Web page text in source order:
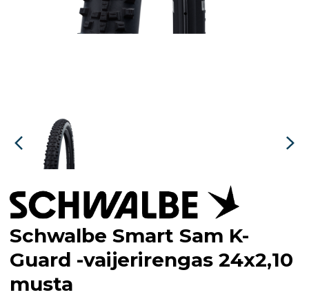
Schwalbe Smart Sam K-
Guard -vaijerirengas 24x2,10
musta